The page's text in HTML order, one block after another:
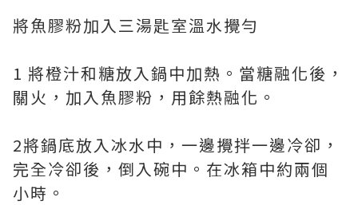
將魚膠粉加入三湯匙室溫水攪勻
1 將橙汁和糖放入鍋中加熱。當糖融化後，
關火，加入魚膠粉，用餘熱融化。
2將鍋底放入冰水中，一邊攪拌一邊冷卻，
完全冷卻後，倒入碗中。在冰箱中約兩個
小時。